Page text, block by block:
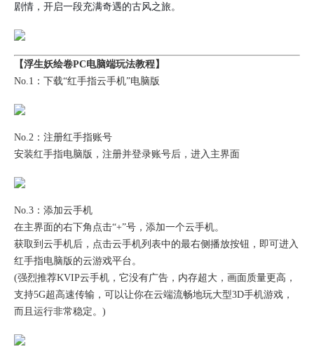
剧情，开启一段充满奇遇的古风之旅。
【浮生妖绘卷PC电脑端玩法教程】
No.1：下载“红手指云手机”电脑版
No.2：注册红手指账号
安装红手指电脑版，注册并登录账号后，进入主界面
No.3：添加云手机
在主界面的右下角点击“+”号，添加一个云手机。
获取到云手机后，点击云手机列表中的最右侧播放按钮，即可进入
红手指电脑版的云游戏平台。
(强烈推荐KVIP云手机，它没有广告，内存超大，画面质量更高，
支持5G超高速传输，可以让你在云端流畅地玩大型3D手机游戏，
而且运行非常稳定。)